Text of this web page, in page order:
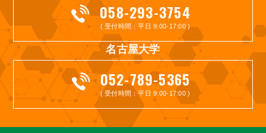
058-293-3754
( 受付時間：平日 9:00-17:00 )
名古屋大学
052-789-5365
( 受付時間：平日 9:00-17:00 )